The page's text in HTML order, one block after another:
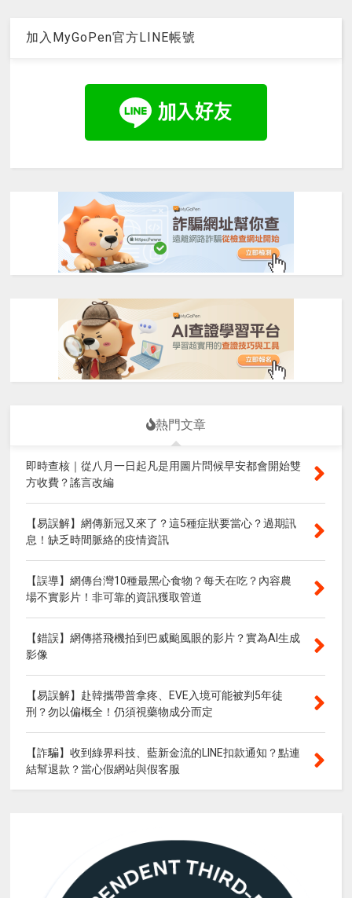
加入MyGoPen官方LINE帳號
熱門文章
即時查核｜從八月一日起凡是用圖片問候早安都會開始雙
方收費？謠言改編
【易誤解】網傳新冠又來了？這5種症狀要當心？過期訊
息！缺乏時間脈絡的疫情資訊
【誤導】網傳台灣10種最黑心食物？每天在吃？內容農
場不實影片！非可靠的資訊獲取管道
【錯誤】網傳搭飛機拍到巴威颱風眼的影片？實為AI生成
影像
【易誤解】赴韓攜帶普拿疼、EVE入境可能被判5年徒
刑？勿以偏概全！仍須視藥物成分而定
【詐騙】收到綠界科技、藍新金流的LINE扣款通知？點連
結幫退款？當心假網站與假客服